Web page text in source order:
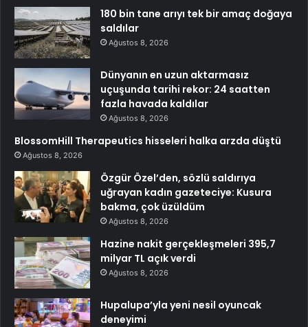
180 bin tane arıyı tek bir amaç doğaya
saldılar
Ağustos 8, 2026
Dünyanın en uzun aktarmasız
uçuşunda tarihi rekor: 24 saatten
fazla havada kaldılar
Ağustos 8, 2026
BlossomHill Therapeutics hisseleri halka arzda düştü
Ağustos 8, 2026
Özgür Özel’den, sözlü saldırıya
uğrayan kadın gazeteciye: Kusura
bakma, çok üzüldüm
Ağustos 8, 2026
Hazine nakit gerçekleşmeleri 395,7
milyar TL açık verdi
Ağustos 8, 2026
Hupalupa’yla yeni nesil oyuncak
deneyimi